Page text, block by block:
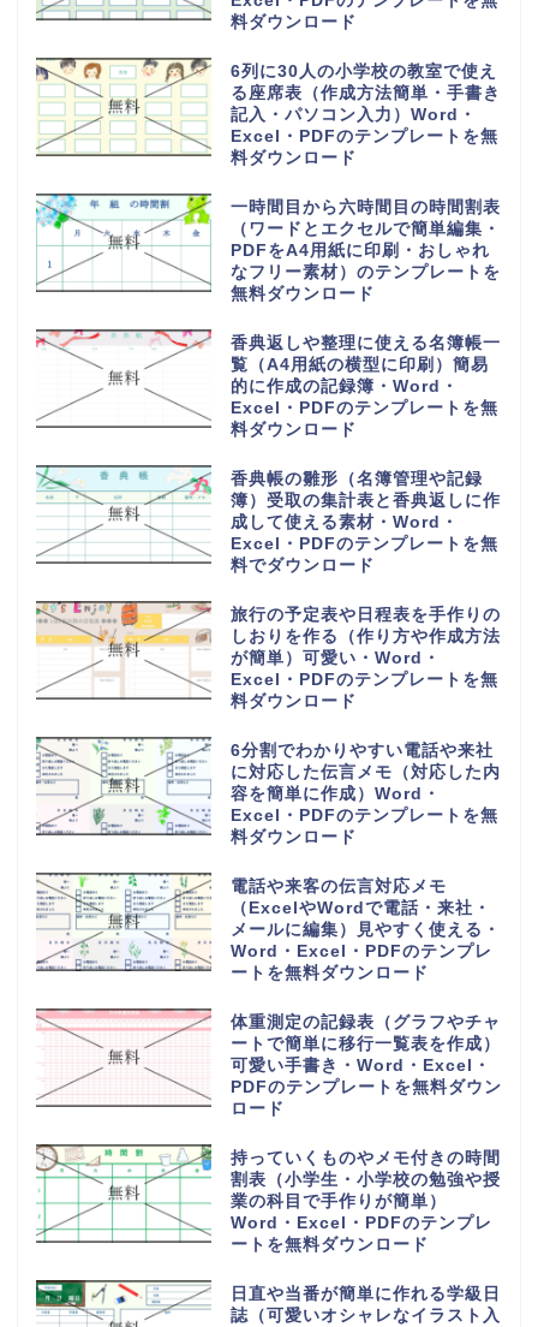
料ダウンロード
6列に30人の小学校の教室で使え
る座席表（作成方法簡単・手書き
記入・パソコン入力）Word・
Excel・PDFのテンプレートを無
料ダウンロード
一時間目から六時間目の時間割表
（ワードとエクセルで簡単編集・
PDFをA4用紙に印刷・おしゃれ
なフリー素材）のテンプレートを
無料ダウンロード
香典返しや整理に使える名簿帳一
覧（A4用紙の横型に印刷）簡易
的に作成の記録簿・Word・
Excel・PDFのテンプレートを無
料ダウンロード
香典帳の雛形（名簿管理や記録
簿）受取の集計表と香典返しに作
成して使える素材・Word・
Excel・PDFのテンプレートを無
料でダウンロード
旅行の予定表や日程表を手作りの
しおりを作る（作り方や作成方法
が簡単）可愛い・Word・
Excel・PDFのテンプレートを無
料ダウンロード
6分割でわかりやすい電話や来社
に対応した伝言メモ（対応した内
容を簡単に作成）Word・
Excel・PDFのテンプレートを無
料ダウンロード
電話や来客の伝言対応メモ
（ExcelやWordで電話・来社・
メールに編集）見やすく使える・
Word・Excel・PDFのテンプレ
ートを無料ダウンロード
体重測定の記録表（グラフやチャ
ートで簡単に移行一覧表を作成）
可愛い手書き・Word・Excel・
PDFのテンプレートを無料ダウン
ロード
持っていくものやメモ付きの時間
割表（小学生・小学校の勉強や授
業の科目で手作りが簡単）
Word・Excel・PDFのテンプレ
ートを無料ダウンロード
日直や当番が簡単に作れる学級日
誌（可愛いオシャレなイラスト入